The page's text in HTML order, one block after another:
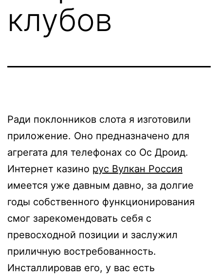
клубов
Ради поклонников слота я изготовили
приложение. Оно предназначено для
агрегата для телефонах со Ос Дроид.
Интернет казино рус Вулкан Россия
имеется уже давным давно, за долгие
годы собственного функционирования
смог зарекомендовать себя с
превосходной позиции и заслужил
приличную востребованность.
Инсталлировав его, у вас есть